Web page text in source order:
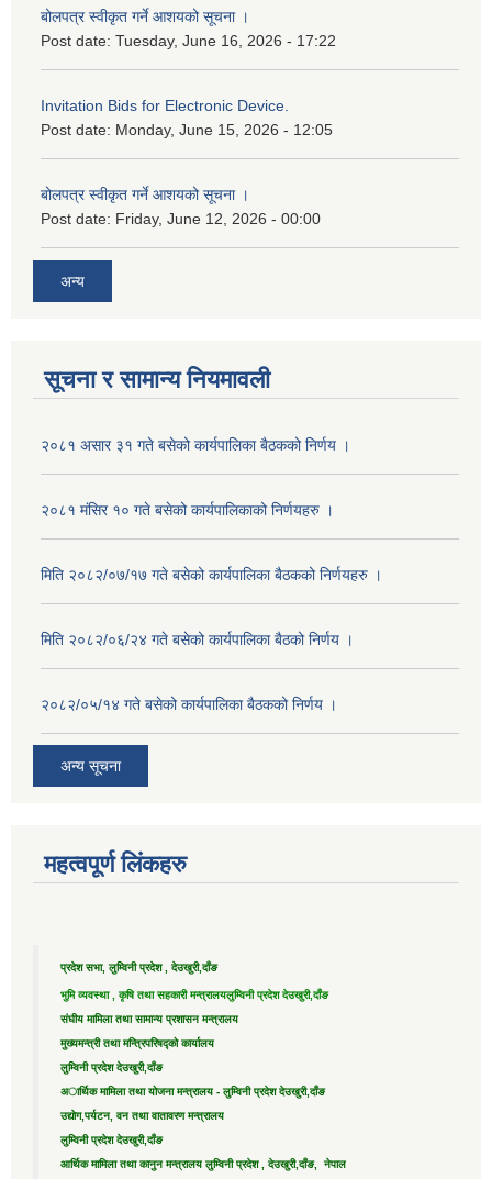
बोलपत्र स्वीकृत गर्ने आशयको सूचना ।
Post date: Tuesday, June 16, 2026 - 17:22
Invitation Bids for Electronic Device.
Post date: Monday, June 15, 2026 - 12:05
बोलपत्र स्वीकृत गर्ने आशयको सूचना ।
Post date: Friday, June 12, 2026 - 00:00
अन्य
सूचना र सामान्य नियमावली
२०८१ असार ३१ गते बसेको कार्यपालिका बैठकको निर्णय ।
२०८१ मंसिर १० गते बसेको कार्यपालिकाको निर्णयहरु ।
मिति २०८२/०७/१७ गते बसेको कार्यपालिका बैठकको निर्णयहरु ।
मिति २०८२/०६/२४ गते बसेको कार्यपालिका बैठको निर्णय ।
२०८२/०५/१४ गते बसेको कार्यपालिका बैठकको निर्णय ।
अन्य सूचना
महत्वपूर्ण लिंकहरु
प्रदेश सभा, लुम्विनी प्रदेश , देउखुरी,दाँङ
भुमि व्यवस्था , कृषि तथा सहकारी मन्त्रालयलुम्विनी प्रदेश देउखुरी,दाँङ
संघीय मामिला तथा सामान्य प्रशासन मन्त्रालय
मुख्यमन्त्री तथा मन्त्रिपरिषद्को कार्यालय
लुम्विनी प्रदेश देउखुरी,दाँङ
अार्थिक मामिला तथा योजना मन्त्रालय - लुम्विनी प्रदेश देउखुरी,दाँङ
उद्याेग,पर्यटन, वन तथा वातावरण मन्त्रालय
लुम्विनी प्रदेश देउखुरी,दाँङ
आर्थिक मामिला तथा कानुन मन्त्रालय लुम्विनी प्रदेश , देउखुरी,दाँङ, नेपाल